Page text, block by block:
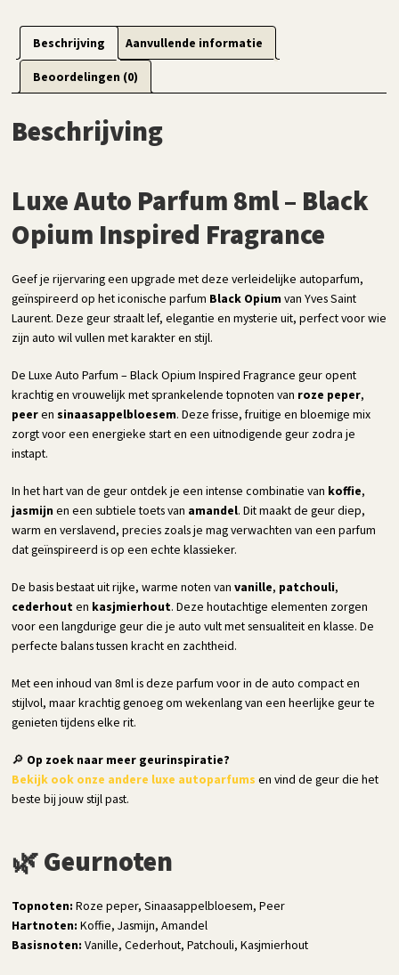
Beschrijving Aanvullende informatie
Beoordelingen (0)
Beschrijving
Luxe Auto Parfum 8ml – Black
Opium Inspired Fragrance
Geef je rijervaring een upgrade met deze verleidelijke autoparfum,
geïnspireerd op het iconische parfum Black Opium van Yves Saint
Laurent. Deze geur straalt lef, elegantie en mysterie uit, perfect voor wie
zijn auto wil vullen met karakter en stijl.
De Luxe Auto Parfum – Black Opium Inspired Fragrance geur opent
krachtig en vrouwelijk met sprankelende topnoten van roze peper,
peerensinaasappelbloesem. Deze frisse, fruitige en bloemige mix
zorgt voor een energieke start en een uitnodigende geur zodra je
instapt.
In het hart van de geur ontdek je een intense combinatie van koffie,
jasmijn en een subtiele toets van amandel. Dit maakt de geur diep,
warm en verslavend, precies zoals je mag verwachten van een parfum
dat geïnspireerd is op een echte klassieker.
De basis bestaat uit rijke, warme noten vanvanille, patchouli,
cederhout en kasjmierhout. Deze houtachtige elementen zorgen
voor een langdurige geur die je auto vult met sensualiteit en klasse. De
perfecte balans tussen kracht en zachtheid.
Met een inhoud van 8ml is deze parfum voor in de auto compact en
stijlvol, maar krachtig genoeg om wekenlang van een heerlijke geur te
genieten tijdens elke rit.
🔎 Op zoek naar meer geurinspiratie?
Bekijk ook onze andere luxe autoparfums en vind de geur die het
beste bij jouw stijl past.
🌿 Geurnoten
Topnoten: Roze peper, Sinaasappelbloesem, Peer
Hartnoten: Koffie, Jasmijn, Amandel
Basisnoten: Vanille, Cederhout, Patchouli, Kasjmierhout